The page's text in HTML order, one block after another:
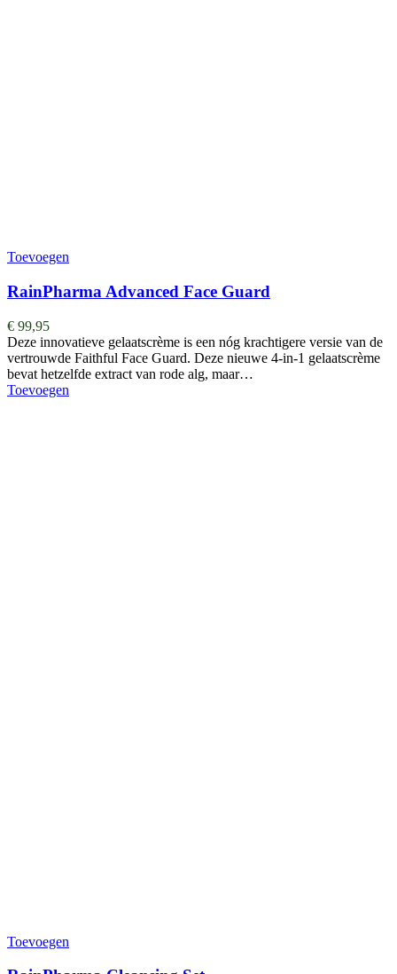
Toevoegen
RainPharma Advanced Face Guard
€ 99,95
Deze innovatieve gelaatscrème is een nóg krachtigere versie van de
vertrouwde Faithful Face Guard. Deze nieuwe 4-in-1 gelaatscrème
bevat hetzelfde extract van rode alg, maar…
Toevoegen
Toevoegen